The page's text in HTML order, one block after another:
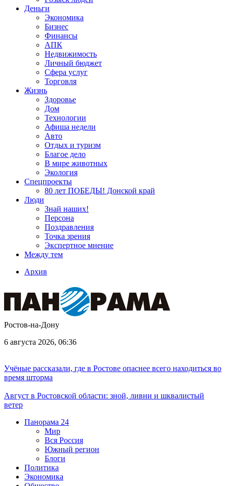
Деньги
Экономика
Бизнес
Финансы
АПК
Недвижимость
Личный бюджет
Сфера услуг
Торговля
Жизнь
Здоровье
Дом
Технологии
Афиша недели
Авто
Отдых и туризм
Благое дело
В мире животных
Экология
Спецпроекты
80 лет ПОБЕДЫ! Донской край
Люди
Знай наших!
Персона
Поздравления
Точка зрения
Экспертное мнение
Между тем
Архив
Ростов-на-Дону
6 августа 2026, 06:36
Учёные рассказали, где в Ростове опаснее всего находиться во
время шторма
Август в Ростовской области: зной, ливни и шквалистый
ветер
Панорама 24
Мир
Вся Россия
Южный регион
Блоги
Политика
Экономика